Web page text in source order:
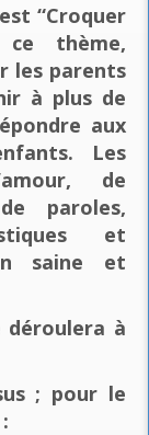
“Croquer
thème,
les parents
à plus de
aux
Les
de
paroles,
et
saine et
déroulera à
; pour le
: